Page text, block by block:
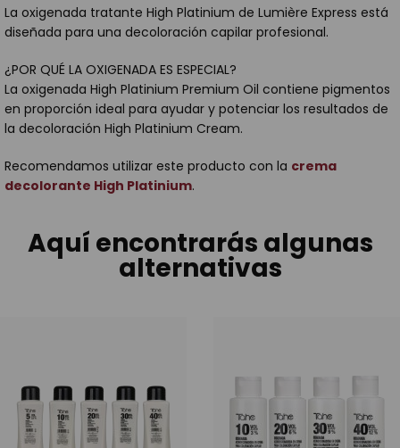
La oxigenada tratante High Platinium de Lumière Express está
diseñada para una decoloración capilar profesional.
¿POR QUÉ LA OXIGENADA ES ESPECIAL?
La oxigenada High Platinium Premium Oil contiene pigmentos
en proporción ideal para ayudar y potenciar los resultados de
la decoloración High Platinium Cream.
Recomendamos utilizar este producto con la crema
decolorante High Platinium.
Aquí encontrarás algunas
alternativas